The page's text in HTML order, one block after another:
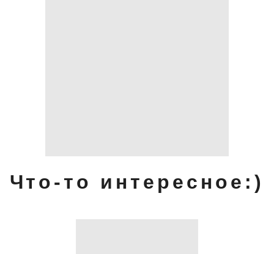
Что-то интересное:)